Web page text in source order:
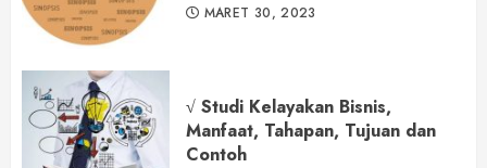
MARET 30, 2023
√ Studi Kelayakan Bisnis,
Manfaat, Tahapan, Tujuan dan
Contoh